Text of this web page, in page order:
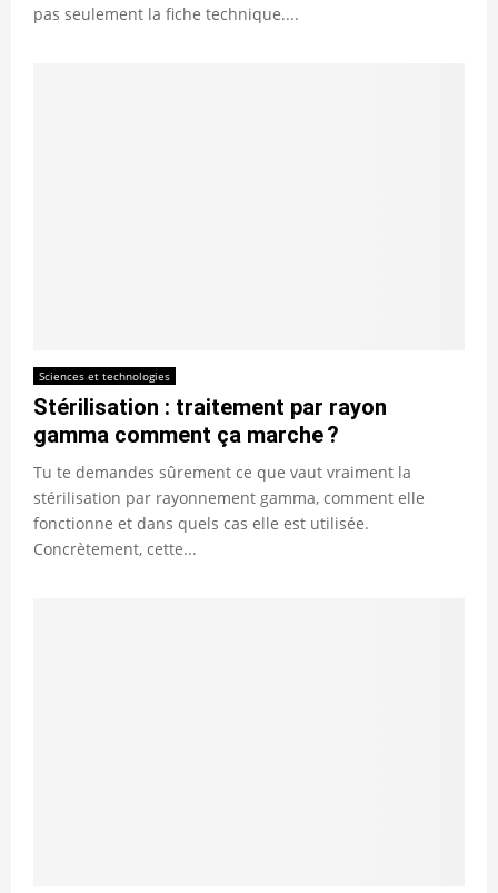
pas seulement la fiche technique....
Sciences et technologies
Stérilisation : traitement par rayon
gamma comment ça marche ?
Tu te demandes sûrement ce que vaut vraiment la
stérilisation par rayonnement gamma, comment elle
fonctionne et dans quels cas elle est utilisée.
Concrètement, cette...